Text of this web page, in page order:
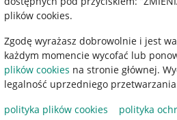
plików cookies.
Zgodę wyrażasz dobrowolnie i jest
każdym momencie wycofać lub
plików cookies na stronie głównej.
legalność uprzedniego
polityka plików cookies
polityka
Cyfrowych